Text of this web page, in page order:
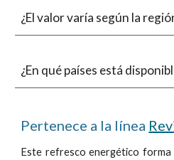
¿El valor varía según la
¿En qué países está
Pertenece a la línea
Este refresco energético forma